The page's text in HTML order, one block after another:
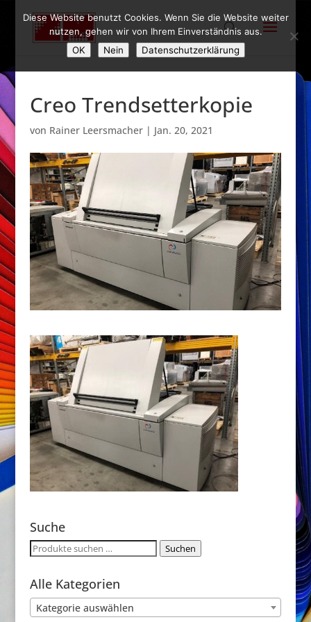
Creo Trendsetterkopie
von Rainer Leersmacher| Jan. 20, 2021
Suche
Suchen
Suchen
Alle Kategorien
Kategorie auswählen
Diese Website benutzt Cookies. Wenn Sie die Website weiter
nutzen, gehen wir von Ihrem Einverständnis aus.
OK
Nein Datenschutzerklärung